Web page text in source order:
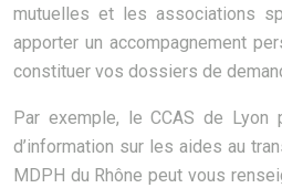
mutuelles et les associations
apporter un accompagnement
constituer vos dossiers de
Par exemple, le CCAS de Lyon
d’information sur les aides au
MDPH du Rhône peut vous